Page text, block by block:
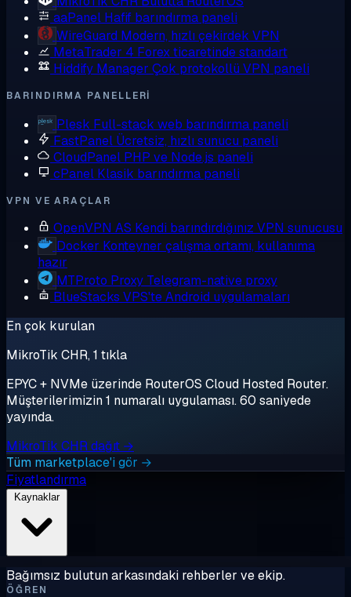
aaPanel Hafif barındırma paneli
WireGuard Modern, hızlı çekirdek VPN
MetaTrader 4 Forex ticaretinde standart
Hiddify Manager Çok protokollü VPN paneli
BARINDIRMA PANELLERI
Plesk Full-stack web barındırma paneli
FastPanel Ücretsiz, hızlı sunucu paneli
CloudPanel PHP ve Node.js paneli
cPanel Klasik barındırma paneli
VPN VE ARAÇLAR
OpenVPN AS Kendi barındırdığınız VPN sunucusu
Docker Konteyner çalışma ortamı, kullanıma
hazır
MTProto Proxy Telegram-native proxy
BlueStacks VPS'te Android uygulamaları
En çok kurulan
MikroTik CHR, 1 tıkla
EPYC + NVMe üzerinde RouterOS Cloud Hosted Router.
Müşterilerimizin 1 numaralı uygulaması. 60 saniyede
yayında.
MikroTik CHR dağıt →
Tüm marketplace'i gör →
Fiyatlandırma
Kaynaklar
Bağımsız bulutun arkasındaki rehberler ve ekip.
ÖĞREN